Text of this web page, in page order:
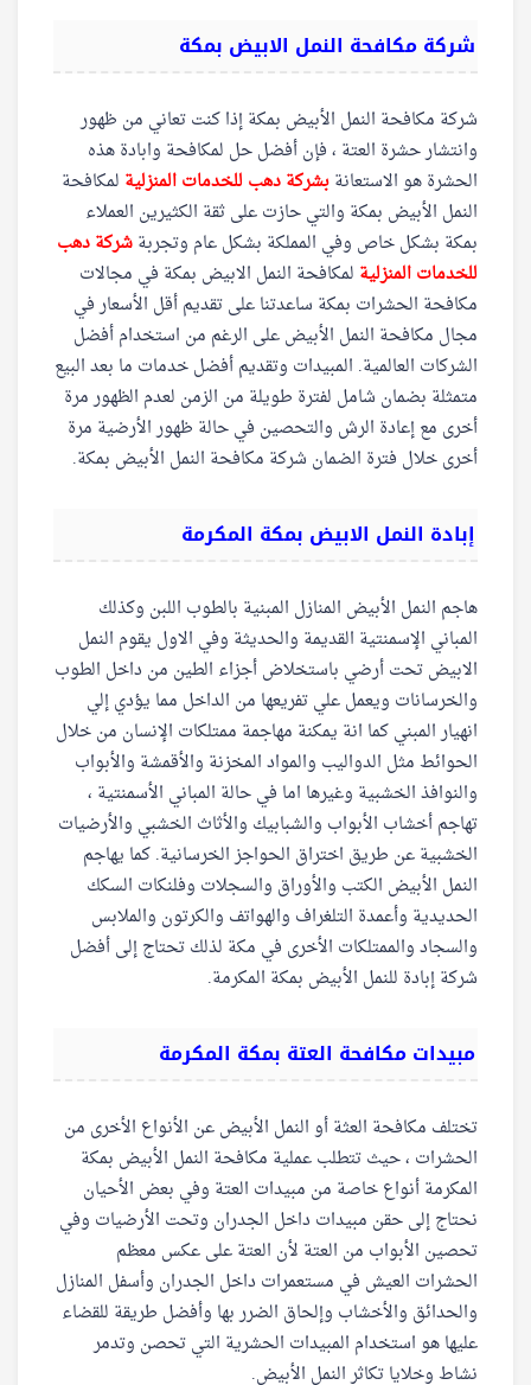
شركة مكافحة النمل الابيض بمكة
شركة مكافحة النمل الأبيض بمكة إذا كنت تعاني من ظهور
وانتشار حشرة العتة ، فإن أفضل حل لمكافحة وابادة هذه
الحشرة هو الاستعانةبشركة دهب للخدمات المنزلية لمكافحة
النمل الأبيض بمكة والتي حازت على ثقة الكثيرين العملاء
بمكة بشكل خاص وفي المملكة بشكل عام وتجربةشركة دهب
للخدمات المنزلية لمكافحة النمل الابيض بمكة في مجالات
مكافحة الحشرات بمكة ساعدتنا على تقديم أقل الأسعار في
مجال مكافحة النمل الأبيض على الرغم من استخدام أفضل
الشركات العالمية. المبيدات وتقديم أفضل خدمات ما بعد البيع
متمثلة بضمان شامل لفترة طويلة من الزمن لعدم الظهور مرة
أخرى مع إعادة الرش والتحصين في حالة ظهور الأرضية مرة
أخرى خلال فترة الضمان شركة مكافحة النمل الأبيض بمكة.
إبادة النمل الابيض بمكة المكرمة
هاجم النمل الأبيض المنازل المبنية بالطوب اللبن وكذلك
المباني الإسمنتية القديمة والحديثة وفي الاول يقوم النمل
الابيض تحت أرضي باستخلاض أجزاء الطين من داخل الطوب
والخرسانات ويعمل علي تفريعها من الداخل مما يؤدي إلي
انهيار المبني كما انة يمكنة مهاجمة ممتلكات الإنسان من خلال
الحوائط مثل الدواليب والمواد المخزنة والأقمشة والأبواب
والنوافذ الخشبية وغيرها اما في حالة المباني الأسمنتية ،
تهاجم أخشاب الأبواب والشبابيك والأثاث الخشبي والأرضيات
الخشبية عن طريق اختراق الحواجز الخرسانية. كما يهاجم
النمل الأبيض الكتب والأوراق والسجلات وفلنكات السكك
الحديدية وأعمدة التلغراف والهواتف والكرتون والملابس
والسجاد والممتلكات الأخرى في مكة لذلك تحتاج إلى أفضل
شركة إبادة للنمل الأبيض بمكة المكرمة.
مبيدات مكافحة العتة بمكة المكرمة
تختلف مكافحة العثة أو النمل الأبيض عن الأنواع الأخرى من
الحشرات ، حيث تتطلب عملية مكافحة النمل الأبيض بمكة
المكرمة أنواع خاصة من مبيدات العتة وفي بعض الأحيان
نحتاج إلى حقن مبيدات داخل الجدران وتحت الأرضيات وفي
تحصين الأبواب من العتة لأن العتة على عكس معظم
الحشرات العيش في مستعمرات داخل الجدران وأسفل المنازل
والحدائق والأخشاب وإلحاق الضرر بها وأفضل طريقة للقضاء
عليها هو استخدام المبيدات الحشرية التي تحصن وتدمر
نشاط وخلايا تكاثر النمل الأبيض.